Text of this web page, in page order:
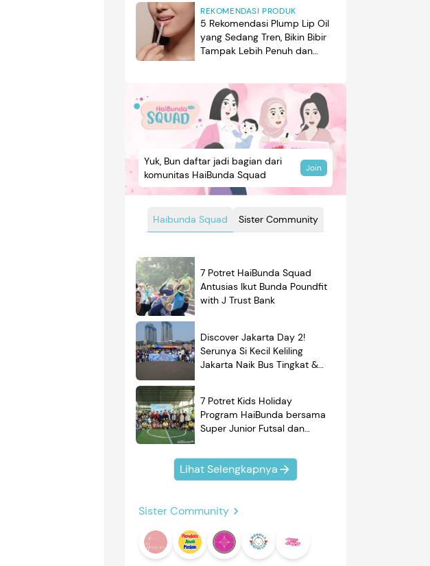
REKOMENDASI PRODUK
5 Rekomendasi Plump Lip Oil
yang Sedang Tren, Bikin Bibir
Tampak Lebih Penuh dan
Haibunda Squad Sister Community
Yuk, Bun daftar jadi bagian dari
komunitas HaiBunda Squad
Join
7 Potret HaiBunda Squad
Antusias Ikut Bunda Poundfit
with J Trust Bank
Discover Jakarta Day 2!
Serunya Si Kecil Keliling
Jakarta Naik Bus Tingkat &
7 Potret Kids Holiday
Program HaiBunda bersama
Super Junior Futsal dan
Kompak Banget!
Lihat Selengkapnya
Sister Community